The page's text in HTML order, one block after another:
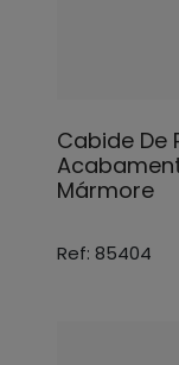
Cabide De
Mármore
Ref: 85404